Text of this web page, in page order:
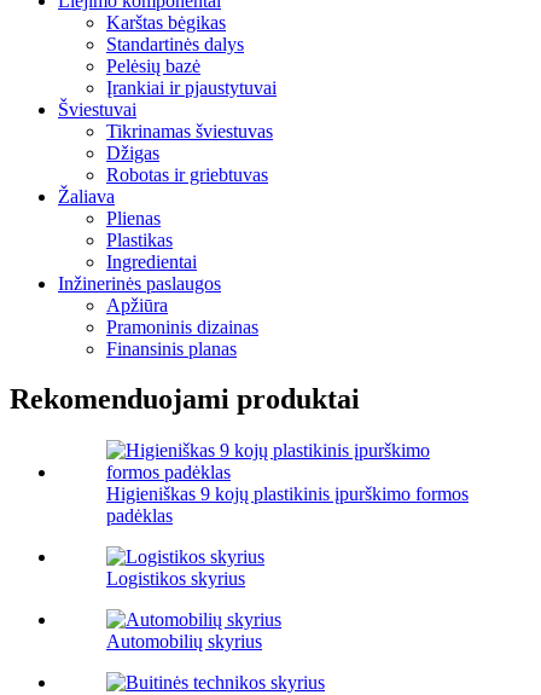
Karštas bėgikas
Standartinės dalys
Pelėsių bazė
Įrankiai ir pjaustytuvai
Šviestuvai
Tikrinamas šviestuvas
Džigas
Robotas ir griebtuvas
Žaliava
Plienas
Plastikas
Ingredientai
Inžinerinės paslaugos
Apžiūra
Pramoninis dizainas
Finansinis planas
Rekomenduojami produktai
Higieniškas 9 kojų plastikinis įpurškimo formos
padėklas
Logistikos skyrius
Automobilių skyrius